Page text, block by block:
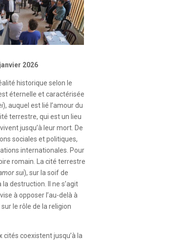
2026
historique selon le
éternelle et caractérisée
), auquel est lié l’amour du
terrestre, qui est un lieu
jusqu’à leur mort. De
sociales et politiques,
internationales. Pour
romain. La cité terrestre
sui), sur la soif de
destruction. Il ne s’agit
à opposer l’au-delà à
sur le rôle de la religion
cités coexistent jusqu’à la